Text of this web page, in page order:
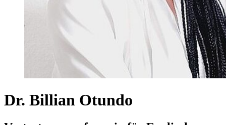
Dr. Billian Otundo